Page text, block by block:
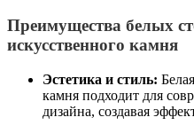
Преимущества белых
искусственного камня
Эстетика и стиль:
камня подходит для
дизайна, создавая